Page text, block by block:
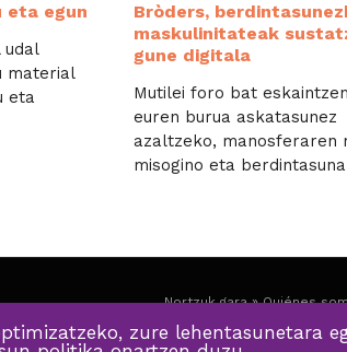
eta egun
udal
material
eta
Bròders,
maskulinitateak
gune digitala
Mutilei foro bat
euren burua askatasunez
azaltzeko, manosferaren
misogino eta
Nortzuk gara » Quiénes
zure lehentasunetara